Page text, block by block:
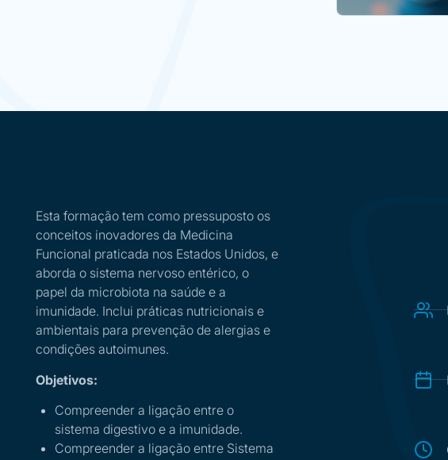
Esta formação tem como pressuposto os
conceitos inovadores da Medicina
Funcional praticada nos Estados Unidos, e
aborda o sistema nervoso entérico, o
papel da microbiota na saúde e a
imunidade. Inclui práticas nutricionais e
ambientais para prevenção de alergias e
condições autoimunes.
Objetivos:
Compreender a ligação entre o
sistema digestivo e a imunidade.
Compreender a ligação entre Sistema